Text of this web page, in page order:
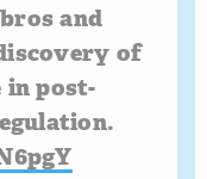
and
of
in post-